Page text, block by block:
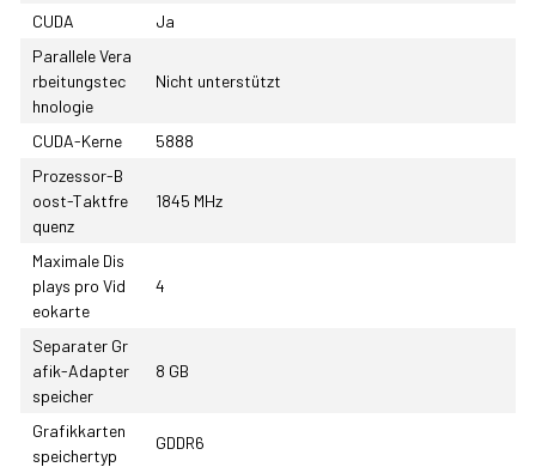
CUDA
Ja
Parallele Vera
rbeitungstec
hnologie
Nicht unterstützt
CUDA-Kerne
5888
Prozessor-B
oost-Taktfre
quenz
1845 MHz
Maximale Dis
plays pro Vid
eokarte
4
Separater Gr
afik-Adapter
speicher
8 GB
Grafikkarten
speichertyp
GDDR6